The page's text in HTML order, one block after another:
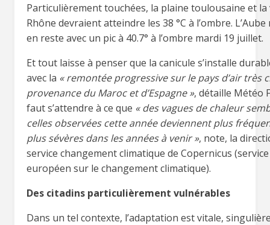
Particulièrement touchées, la plaine toulousaine et la
Rhône devraient atteindre les 38 °C à l’ombre. L’Aube
en reste avec un pic à 40.7° à l’ombre mardi 19 juillet.
Et tout laisse à penser que la canicule s’installe
avec la « remontée progressive sur le pays d’air très
provenance du Maroc et d’Espagne », détaille Météo
faut s’attendre à ce que « des vagues de chaleur
celles observées cette année deviennent plus
plus sévères dans les années à venir », note, la
service changement climatique de Copernicus (service
européen sur le changement climatique).
Des citadins particulièrement vulnérables
Dans un tel contexte, l’adaptation est vitale,